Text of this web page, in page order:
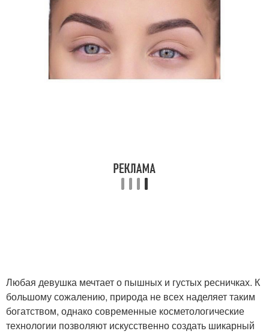
Любая девушка мечтает о пышных и густых ресничках. К
большому сожалению, природа не всех наделяет таким
богатством, однако современные косметологические
технологии позволяют искусственно создать шикарный